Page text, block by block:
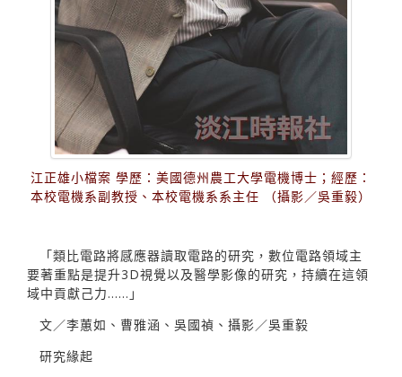
江正雄小檔案 學歷：美國德州農工大學電機博士；經歷：
本校電機系副教授、本校電機系系主任 （攝影／吳重毅）
「類比電路將感應器讀取電路的研究，數位電路領域主
要著重點是提升3D視覺以及醫學影像的研究，持續在這領
域中貢獻己力……」
文／李蕙如、曹雅涵、吳國禎、攝影／吳重毅
研究緣起